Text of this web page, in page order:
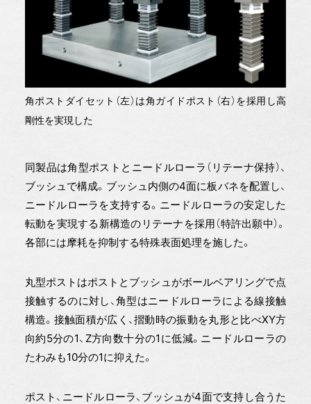
角ポストダイセット（左）は角ガイドポスト（右）を採用し高
剛性を実現した
同製品は角型ポストとニードルローラ（リテーナ保持）、
ブッシュで構成。ブッシュ内側の4面に板バネを配置し、
ニードルローラを支持する。ニードルローラの安定した
転動を実現する新構造のリテーナを採用（特許出願中）。
各部には摩耗を抑制する特殊表面処理を施した。
丸型ポストはポストとブッシュがボールベアリングで点
接触するのに対し、角型はニードルローラによる線接触
構造。接触面積が広く、摺動時の振動を丸形と比べXY方
向約5分の1、Z方向数十分の1に低減。ニードルローラの
たわみも10分の1に抑えた。
ポスト、ニードルローラ、ブッシュが4面で支持し合うた